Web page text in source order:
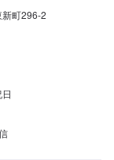
込み可能です。オフ
料の代車をご用意し
の燃料代はお客様に
法-----当工場は竹の
ただければ工場があ
越しください。駐車
9:00~18:00
町296-2